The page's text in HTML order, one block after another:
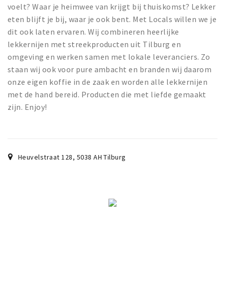
Andere City Apps
Inloggen
voelt? Waar je heimwee van krijgt bij thuiskomst? Lekker
eten blijft je bij, waar je ook bent. Met Locals willen we je
dit ook laten ervaren. Wij combineren heerlijke
lekkernijen met streekproducten uit Tilburg en
omgeving en werken samen met lokale leveranciers. Zo
staan wij ook voor pure ambacht en branden wij daarom
onze eigen koffie in de zaak en worden alle lekkernijen
met de hand bereid. Producten die met liefde gemaakt
zijn. Enjoy!
Heuvelstraat 128, 5038 AH Tilburg